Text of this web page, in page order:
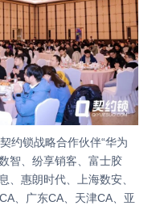
智、纷享销客、富士胶
、惠朗时代、上海数安、
、广东CA、天津CA、亚